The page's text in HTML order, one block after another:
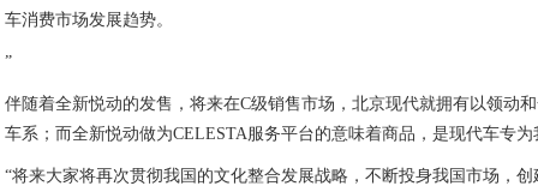
车消费市场发展趋势。
”
伴随着全新悦动的发售，将来在C级销售市场，北京现代就拥有以领动
车系；而全新悦动做为CELESTA服务平台的意味着商品，是现代车专
“将来大家将再次贯彻我国的文化整合发展战略，不断投身我国市场，